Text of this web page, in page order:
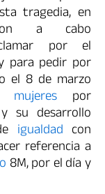
tragedia, en
a cabo
por el
para pedir por
el 8 de marzo
mujeres por
y su desarrollo
igualdad con
referencia a
8M, por el día y